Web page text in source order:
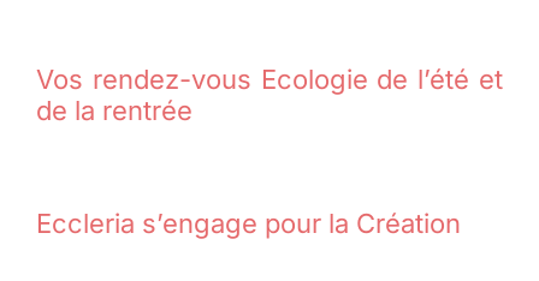
Vos rendez-vous Ecologie de l’été et
de la rentrée
Eccleria s’engage pour la Création